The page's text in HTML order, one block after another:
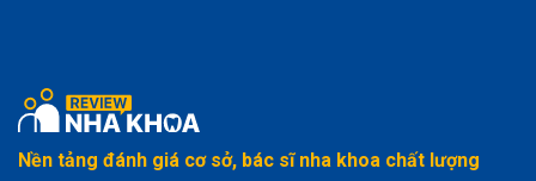
Nền tảng đánh giá cơ sở, bác sĩ nha khoa chất lượng